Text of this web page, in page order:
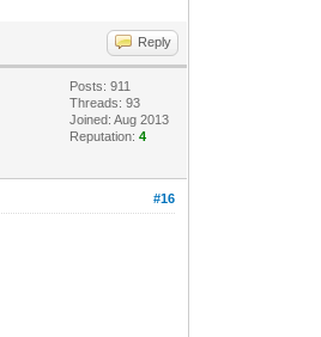
Reply
Posts: 911
Threads: 93
Joined: Aug 2013
Reputation:4
#16